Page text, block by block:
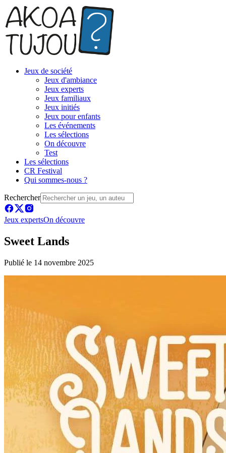
Jeux de société
Jeux d'ambiance
Jeux experts
Jeux familiaux
Jeux initiés
Jeux pour enfants
Les événements
Les sélections
On découvre
Test
Les sélections
CR Festival
Qui sommes-nous ?
Rechercher
Jeux expertsOn découvre
Sweet Lands
Publié le 14 novembre 2025